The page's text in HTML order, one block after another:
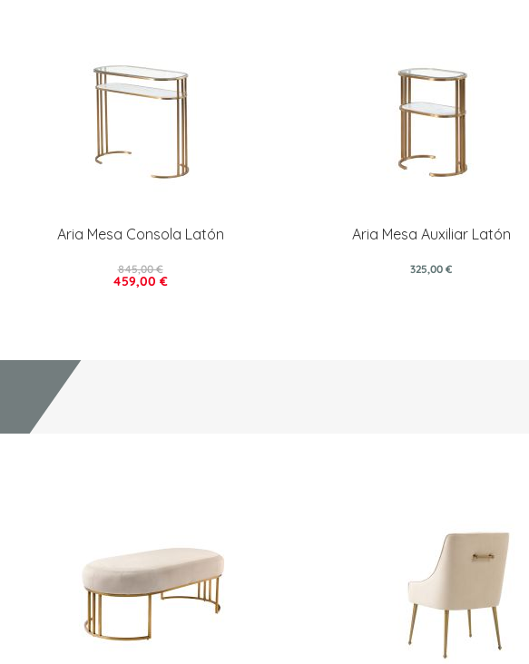
Aria Mesa Consola Latón
459,00 €
845,00 €
Aria Mesa Auxiliar Latón
325,00 €